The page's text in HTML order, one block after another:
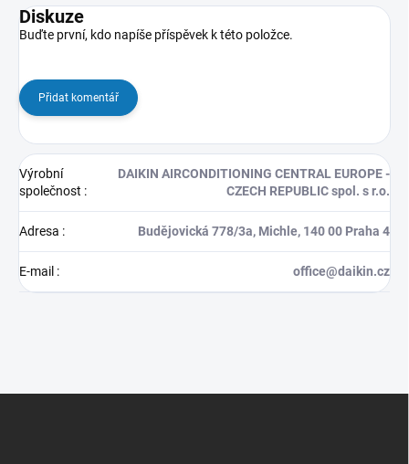
Diskuze
Buďte první, kdo napíše příspěvek k této položce.
Přidat komentář
Výrobní
společnost :
DAIKIN AIRCONDITIONING CENTRAL EUROPE -
CZECH REPUBLIC spol. s r.o.
Adresa : Budějovická 778/3a, Michle, 140 00 Praha 4
E-mail : office@daikin.cz